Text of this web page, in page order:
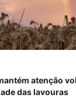
atenção
das lavouras